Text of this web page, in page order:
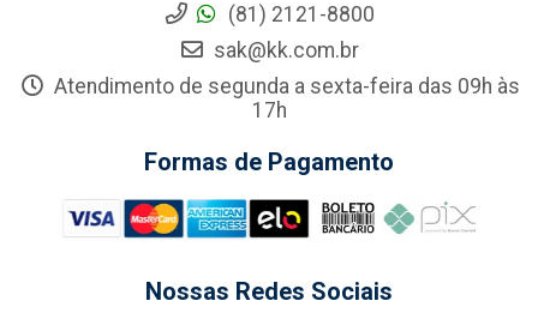
(81) 2121-8800
sak@kk.com.br
Atendimento de segunda a sexta-feira das 09h às
17h
Formas de Pagamento
Nossas Redes Sociais